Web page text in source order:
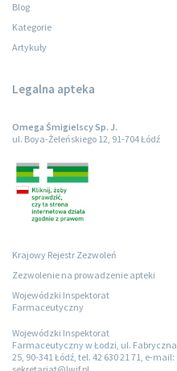
Blog
Kategorie
Artykuły
Legalna apteka
Omega Śmigielscy Sp. J.
ul. Boya-Żeleńskiego 12, 91-704 Łódź
Krajowy Rejestr Zezwoleń
Zezwolenie na prowadzenie apteki
Wojewódzki Inspektorat
Farmaceutyczny
Wojewódzki Inspektorat
Farmaceutyczny w Łodzi, ul. Fabryczna
25, 90-341 Łódź, tel. 42 630 21 71, e-mail: